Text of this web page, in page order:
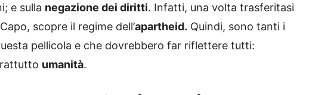
e sulla negazione dei diritti. Infatti, una volta trasferitasi
scopre il regime dell’apartheid. Quindi, sono tanti i
pellicola e che dovrebbero far riflettere tutti:
umanità.